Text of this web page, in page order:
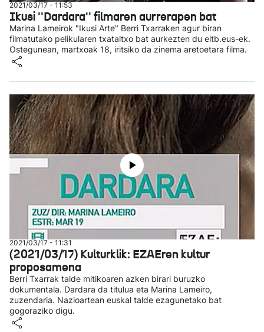
2021/03/17 - 11:53
Ikusi ''Dardara'' filmaren aurrerapen bat
Marina Lameirok "Ikusi Arte" Berri Txarraken agur biran
filmatutako pelikularen txataltxo bat aurkezten du eitb.eus-ek.
Ostegunean, martxoak 18, iritsiko da zinema aretoetara filma.
2021/03/17 - 11:31
(2021/03/17) Kulturklik: EZAEren kultur
proposamena
Berri Txarrak talde mitikoaren azken birari buruzko
dokumentala. Dardara da titulua eta Marina Lameiro,
zuzendaria. Nazioartean euskal talde ezagunetako bat
gogoraziko digu.